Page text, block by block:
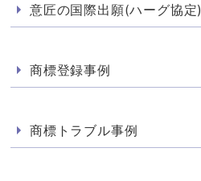
意匠の国際出願(ハーグ協定)
商標登録事例
商標トラブル事例